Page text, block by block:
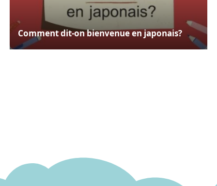
Comment dit-on bienvenue en japonais?